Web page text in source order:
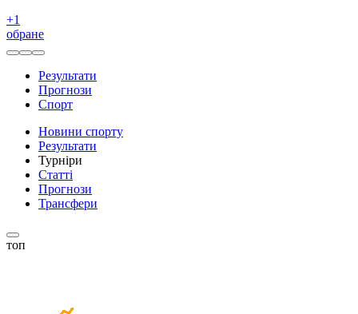
+1
обране
Результати
Прогнози
Спорт
Новини спорту
Результати
Турніри
Статті
Прогнози
Трансфери
топ